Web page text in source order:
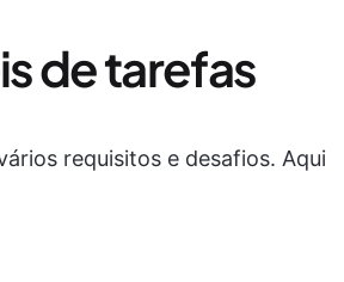
de tarefas
requisitos e desafios. Aqui